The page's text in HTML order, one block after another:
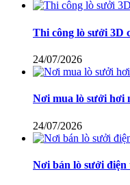
Thi công lò sưởi 3D
24/07/2026
Nơi mua lò sưởi hơi
24/07/2026
Nơi bán lò sưởi